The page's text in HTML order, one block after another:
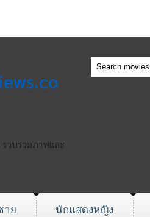
รวบรวมภาพและ
าย นักแสดงหญิง